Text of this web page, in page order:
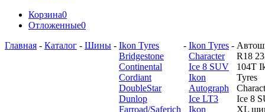
Корзина0
Отложенные0
Главная - Каталог - Шины - Ikon Tyres
Bridgestone
Continental
Cordiant
DoubleStar
Dunlop
Farroad/Saferich
- Ikon Tyres
Character
Ice 8 SUV
Ikon
Autograph
Ice LT3
Ikon
-
R18
104T
Tyres
Ice 8
XL